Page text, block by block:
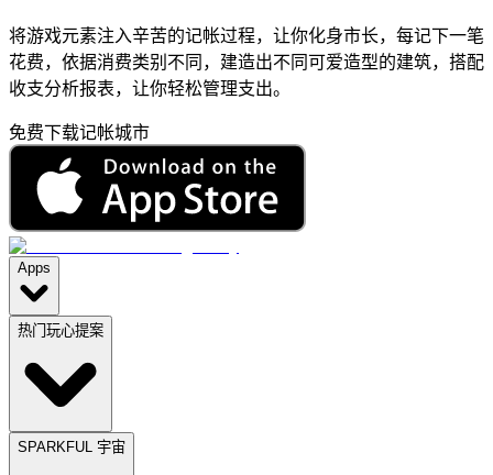
将游戏元素注入辛苦的记帐过程，让你化身市长，每记下一笔
花费，依据消费类别不同，建造出不同可爱造型的建筑，搭配
收支分析报表，让你轻松管理支出。
免费下载记帐城市
Apps
热门玩心提案
SPARKFUL 宇宙